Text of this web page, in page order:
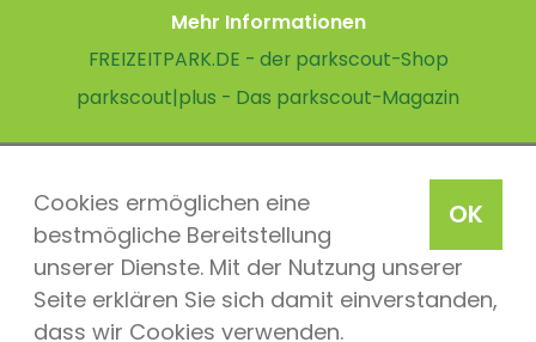
OK
Cookies ermöglichen eine
bestmögliche Bereitstellung
unserer Dienste. Mit der Nutzung unserer
Seite erklären Sie sich damit einverstanden,
dass wir Cookies verwenden.
Mehr Informationen
FREIZEITPARK.DE - der parkscout-Shop
parkscout|plus - Das parkscout-Magazin